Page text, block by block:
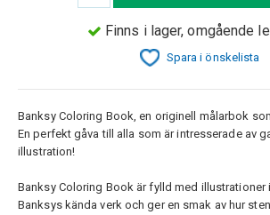
Finns i lager, omgående
Spara i önskelista
Banksy Coloring Book, en originell målarbok
En perfekt gåva till alla som är intresserade av
illustration!
Banksy Coloring Book är fylld med illustrationer
Banksys kända verk och ger en smak av hur